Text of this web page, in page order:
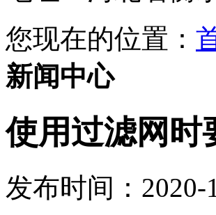
您现在的位置：
新闻中心
使用过滤网时
发布时间：